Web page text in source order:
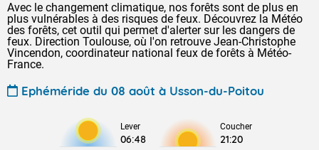
Avec le changement climatique, nos forêts sont de plus en
plus vulnérables à des risques de feux. Découvrez la Météo
des forêts, cet outil qui permet d'alerter sur les dangers de
feux. Direction Toulouse, où l'on retrouve Jean-Christophe
Vincendon, coordinateur national feux de forêts à Météo-
France.
Ephéméride du 08 août à Usson-du-Poitou
Lever
06:48
Coucher
21:20